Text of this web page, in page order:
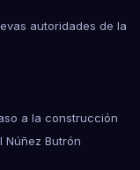
autoridades de la
a la construcción
Núñez Butrón